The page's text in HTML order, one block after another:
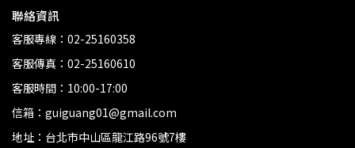
聯絡資訊
客服專線：02-25160358
客服傳真：02-25160610
客服時間：10:00-17:00
信箱：guiguang01@gmail.com
地址：台北市中山區龍江路96號7樓